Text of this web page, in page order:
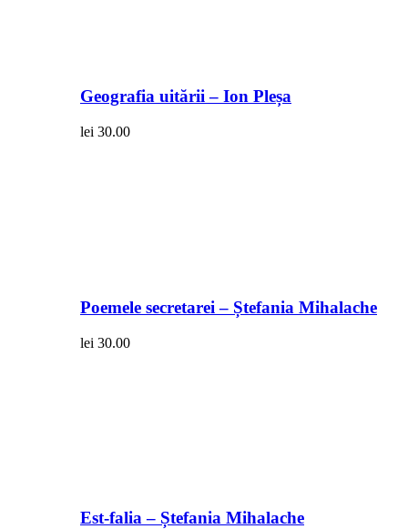
Geografia uitării – Ion Pleșa
lei 30.00
Poemele secretarei – Ștefania Mihalache
lei 30.00
Est-falia – Ștefania Mihalache